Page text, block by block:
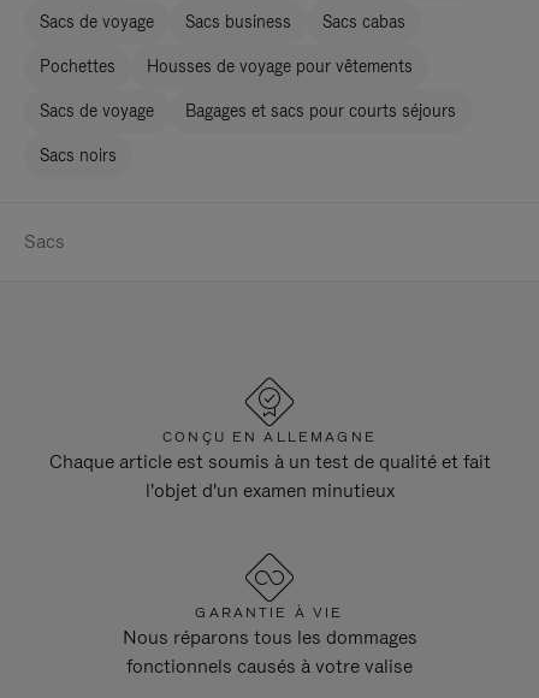
Sacs de voyage Sacs business Sacs cabas
Pochettes Housses de voyage pour vêtements
Sacs de voyage Bagages et sacs pour courts séjours
Sacs noirs
Sacs
CONÇU EN ALLEMAGNE
Chaque article est soumis à un test de qualité et fait
l'objet d'un examen minutieux
GARANTIE À VIE
Nous réparons tous les dommages
fonctionnels causés à votre valise